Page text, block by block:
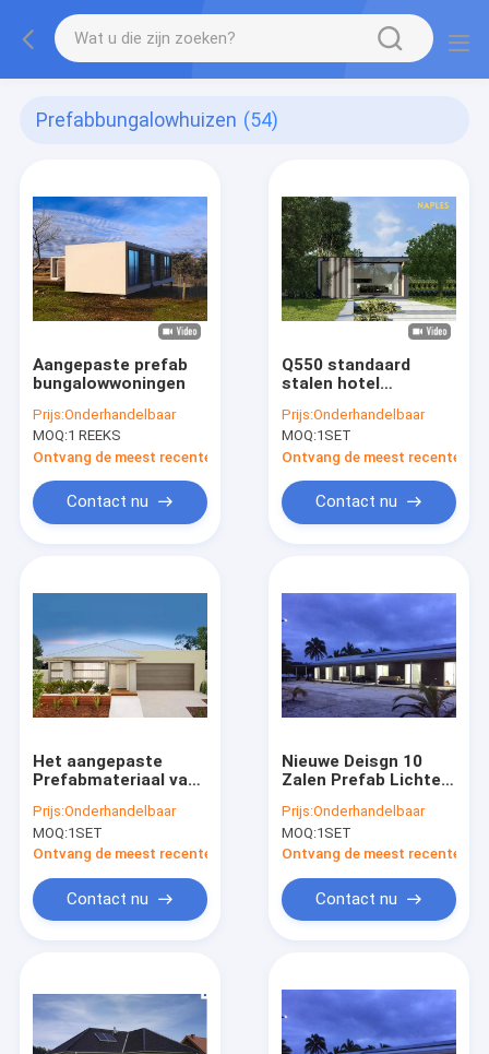
Prefabbungalowhuizen (54)
Aangepaste prefab
bungalowwoningen
Prijs:Onderhandelbaar
MOQ:1 REEKS
Ontvang de meest recente Prijs
Contact nu
Q550 standaard
stalen hotel
huiskits met lichte
stalen omlijsting
Prijs:Onderhandelbaar
MOQ:1SET
Ontvang de meest recente
Contact nu
Het aangepaste
Prefabmateriaal van
Bungalowhuizen
Lichte voor het
Leven
Prijs:Onderhandelbaar
MOQ:1SET
Ontvang de meest recente Prijs
Contact nu
Nieuwe Deisgn 10
Zalen Prefab Lichte
van het Staalkader in
AU/EU/US-Norm
Prijs:Onderhandelbaar
MOQ:1SET
Ontvang de meest recente
Contact nu